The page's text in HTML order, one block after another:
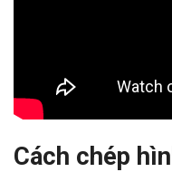
Cách chép